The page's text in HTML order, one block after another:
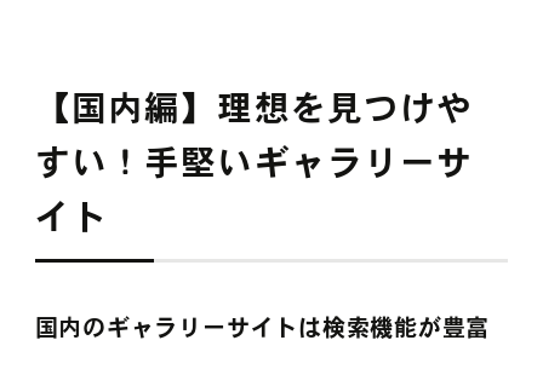
【国内編】理想を見つけや
すい！手堅いギャラリーサ
イト
国内のギャラリーサイトは検索機能が豊富